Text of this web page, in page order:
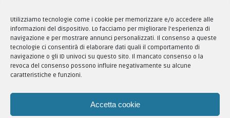
Utilizziamo tecnologie come i cookie per memorizzare e/o accedere alle
informazioni del dispositivo. Lo facciamo per migliorare l'esperienza di
navigazione e per mostrare annunci personalizzati. Il consenso a queste
tecnologie ci consentirà di elaborare dati quali il comportamento di
navigazione o gli ID univoci su questo sito. Il mancato consenso o la
revoca del consenso possono influire negativamente su alcune
caratteristiche e funzioni.
Accetta cookie
9620 Visto